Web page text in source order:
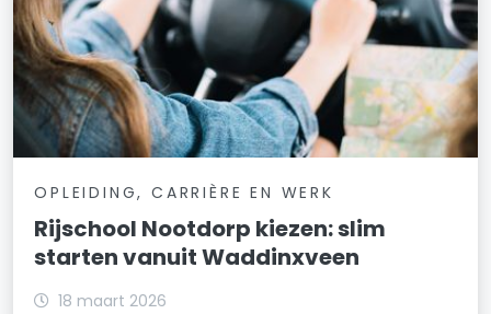
OPLEIDING, CARRIÈRE EN WERK
Rijschool Nootdorp kiezen: slim
starten vanuit Waddinxveen
18 maart 2026